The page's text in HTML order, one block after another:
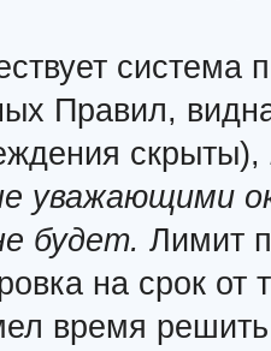
система
Правил,
скрыты),
уважающими
будет. Лимит
на срок от
время